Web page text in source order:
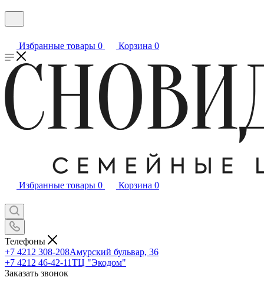
Избранные товары 0 Корзина 0
Избранные товары 0 Корзина 0
Телефоны
+7 4212 308-208Амурский бульвар, 36
+7 4212 46-42-11ТЦ "Экодом"
Заказать звонок